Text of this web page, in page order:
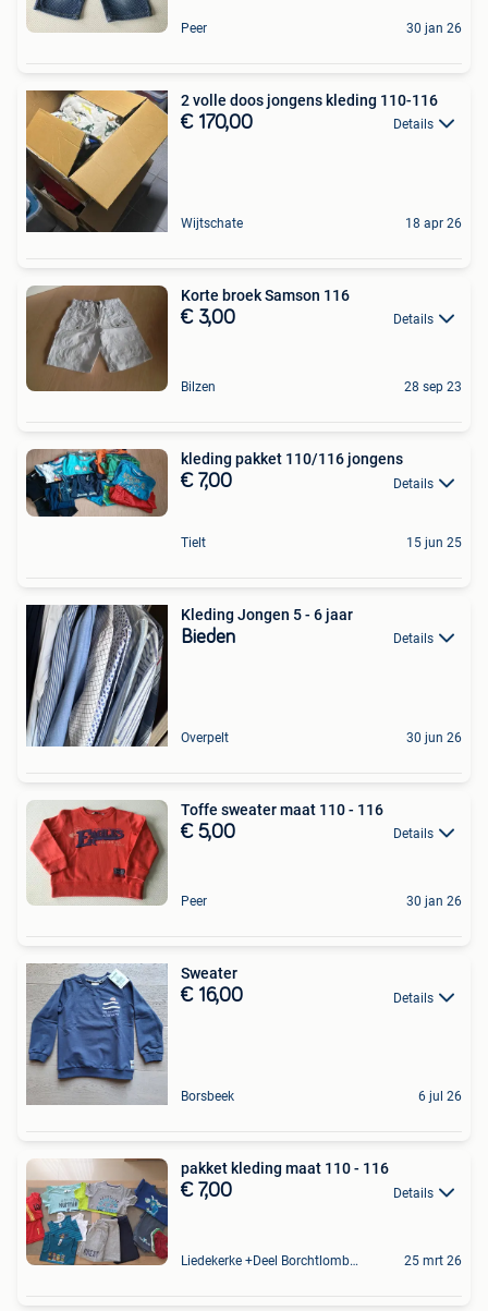
Peer 30 jan 26
2 volle doos jongens kleding 110-116
€ 170,00 Details
Wijtschate 18 apr 26
Korte broek Samson 116
€ 3,00 Details
Bilzen 28 sep 23
kleding pakket 110/116 jongens
€ 7,00 Details
Tielt 15 jun 25
Kleding Jongen 5 - 6 jaar
Bieden Details
Overpelt 30 jun 26
Toffe sweater maat 110 - 116
€ 5,00 Details
Peer 30 jan 26
Sweater
€ 16,00 Details
Borsbeek 6 jul 26
pakket kleding maat 110 - 116
€ 7,00 Details
Liedekerke +Deel Borchtlombeek 25 mrt 26